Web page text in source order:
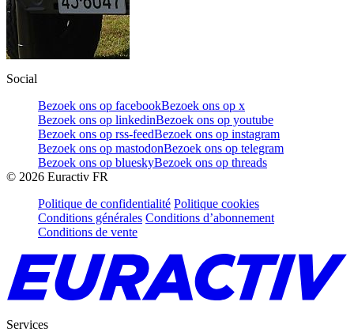
Social
Bezoek ons op facebookBezoek ons op x
Bezoek ons op linkedinBezoek ons op youtube
Bezoek ons op rss-feedBezoek ons op instagram
Bezoek ons op mastodonBezoek ons op telegram
Bezoek ons op blueskyBezoek ons op threads
© 2026 Euractiv FR
Politique de confidentialité Politique cookies
Conditions générales Conditions d’abonnement
Conditions de vente
Services